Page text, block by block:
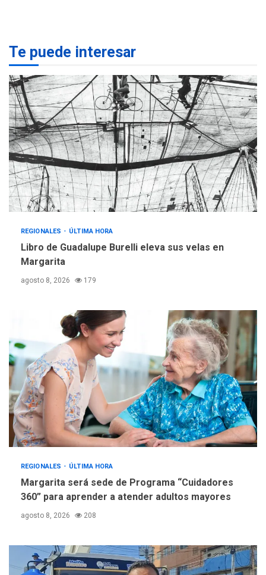
2
Margarita será sede de
para aprender a atender
adultos mayores
3
REGIONALES ÚLTIMA HORA
Mariño fortalece capacidad
operativa con flota
vehicular de 60 unidades
adquiridas en un año de
gestión
4
REGIONALES ÚLTIMA HORA
«Juan Bautista Arismendi» a
la altura de Macho Muerto
trabajan en diplomado para
creación y manejo de
estadísticas de turismo
Te puede interesar
REGIONALES ÚLTIMA HORA
Libro de Guadalupe Burelli eleva sus velas en
Margarita
agosto 8, 2026 179
REGIONALES ÚLTIMA HORA
Margarita será sede de Programa “Cuidadores
360” para aprender a atender adultos mayores
agosto 8, 2026 208